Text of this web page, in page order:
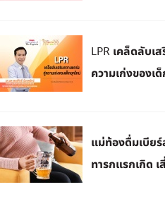
LPR เคล็ดลับเ
ความเก่งของเ
แม่ท้องดื่มเบียร์
ทารกแรกเกิด เ